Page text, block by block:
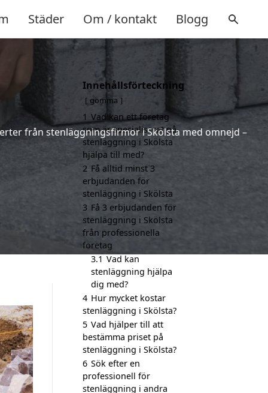
Städer Om / kontakt Blogg
från stenläggningsfirmor i Skölsta med omnejd –
Innehållsförteckning
gömma
1 Vad kan ett företag
som är specialiserat på
stenläggning i Skölsta
hjälpa till med?
2 Få alltid minst 3
erbjudanden för
stenläggning i Skölsta
3 Få 3 erbjudanden för
stenläggning i Skölsta
från professionella
företag
3.1 Vad kan
stenläggning hjälpa
dig med?
4 Hur mycket kostar
stenläggning i Skölsta?
5 Vad hjälper till att
bestämma priset på
stenläggning i Skölsta?
6 Sök efter en
professionell för
stenläggning i andra